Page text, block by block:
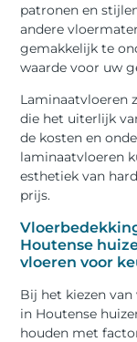
patronen en
andere
gemakkelijk te
waarde voor uw
Laminaatvloeren
die het uiterlijk
de kosten en
laminaatvloeren
esthetiek van
prijs.
Houtense
vloeren voor
Bij het kiezen
in Houtense
houden met